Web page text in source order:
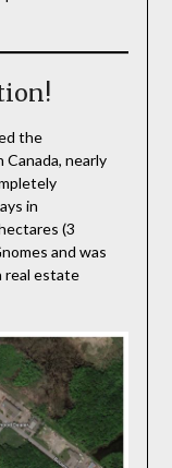
the
nearly
in
(3
and was
real estate